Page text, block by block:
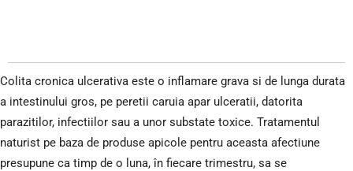
Colita cronica ulcerativa este o inflamare grava si de lunga durata
a intestinului gros, pe peretii caruia apar ulceratii, datorita
parazitilor, infectiilor sau a unor substate toxice. Tratamentul
naturist pe baza de produse apicole pentru aceasta afectiune
presupune ca timp de o luna, în fiecare trimestru, sa se